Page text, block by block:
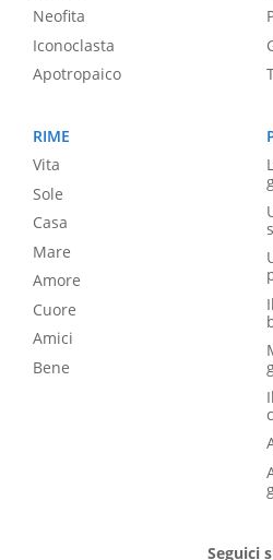
Neofita
Iconoclasta
Apotropaico
RIME
Vita
Sole
Casa
Mare
Amore
Cuore
Amici
Bene
Seguici